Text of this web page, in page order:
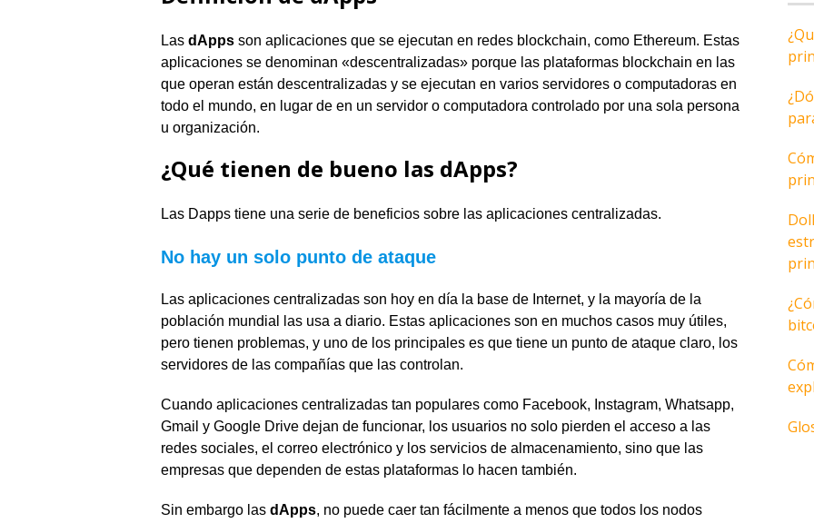
Las dApps son aplicaciones que se ejecutan en redes blockchain, como Ethereum. Estas
aplicaciones se denominan «descentralizadas» porque las plataformas blockchain en las
que operan están descentralizadas y se ejecutan en varios servidores o computadoras en
todo el mundo, en lugar de en un servidor o computadora controlado por una sola persona
u organización.
¿Qué tienen de bueno las dApps?
Las Dapps tiene una serie de beneficios sobre las aplicaciones centralizadas.
No hay un solo punto de ataque
Las aplicaciones centralizadas son hoy en día la base de Internet, y la mayoría de la
población mundial las usa a diario. Estas aplicaciones son en muchos casos muy útiles,
pero tienen problemas, y uno de los principales es que tiene un punto de ataque claro, los
servidores de las compañías que las controlan.
Cuando aplicaciones centralizadas tan populares como Facebook, Instagram, Whatsapp,
Gmail y Google Drive dejan de funcionar, los usuarios no solo pierden el acceso a las
redes sociales, el correo electrónico y los servicios de almacenamiento, sino que las
empresas que dependen de estas plataformas lo hacen también.
Sin embargo las dApps, no puede caer tan fácilmente a menos que todos los nodos